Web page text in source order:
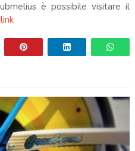
è possibile visitare il